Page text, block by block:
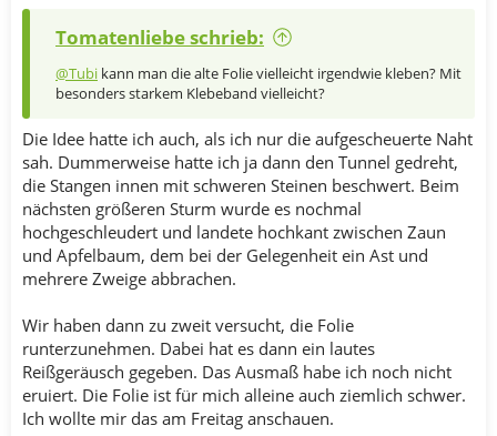
Tomatenliebe schrieb:
@Tubi kann man die alte Folie vielleicht irgendwie kleben? Mit
besonders starkem Klebeband vielleicht?
Die Idee hatte ich auch, als ich nur die aufgescheuerte Naht
sah. Dummerweise hatte ich ja dann den Tunnel gedreht,
die Stangen innen mit schweren Steinen beschwert. Beim
nächsten größeren Sturm wurde es nochmal
hochgeschleudert und landete hochkant zwischen Zaun
und Apfelbaum, dem bei der Gelegenheit ein Ast und
mehrere Zweige abbrachen.
Wir haben dann zu zweit versucht, die Folie
runterzunehmen. Dabei hat es dann ein lautes
Reißgeräusch gegeben. Das Ausmaß habe ich noch nicht
eruiert. Die Folie ist für mich alleine auch ziemlich schwer.
Ich wollte mir das am Freitag anschauen.